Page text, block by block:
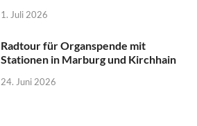
1. Juli 2026
Radtour für Organspende mit
Stationen in Marburg und Kirchhain
24. Juni 2026